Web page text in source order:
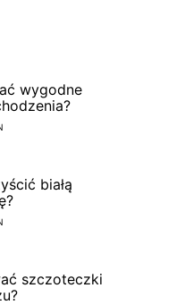
wygodne
białą
szczoteczki